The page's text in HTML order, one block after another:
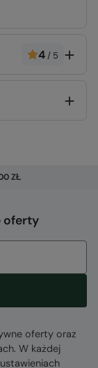
całej
00-844
Kod:056681
4 / 5
ZŁ
oferty
oferty oraz
W każdej